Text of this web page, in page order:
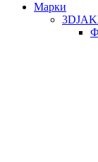
Mарки